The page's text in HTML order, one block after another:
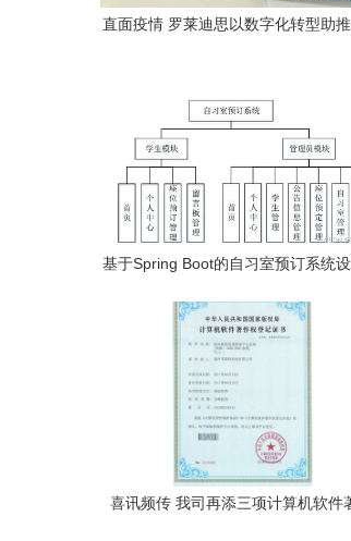
直面疫情 罗莱迪思以数字化转型助
基于Spring Boot的自习室预订系统
喜讯频传 我司再添三项计算机软件